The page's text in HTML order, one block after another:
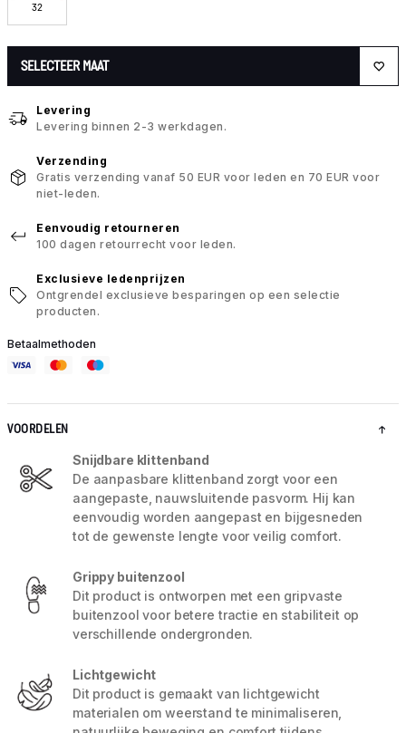
32
SELECTEER MAAT
Levering
Levering binnen 2-3 werkdagen.
Verzending
Gratis verzending vanaf 50 EUR voor leden en 70 EUR voor
niet-leden.
Eenvoudig retourneren
100 dagen retourrecht voor leden.
Exclusieve ledenprijzen
Ontgrendel exclusieve besparingen op een selectie
producten.
Betaalmethoden
VOORDELEN
Snijdbare klittenband
De aanpasbare klittenband zorgt voor een
aangepaste, nauwsluitende pasvorm. Hij kan
eenvoudig worden aangepast en bijgesneden
tot de gewenste lengte voor veilig comfort.
Grippy buitenzool
Dit product is ontworpen met een gripvaste
buitenzool voor betere tractie en stabiliteit op
verschillende ondergronden.
Lichtgewicht
Dit product is gemaakt van lichtgewicht
materialen om weerstand te minimaliseren,